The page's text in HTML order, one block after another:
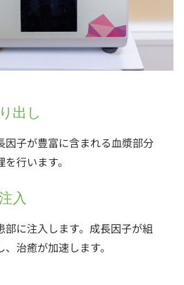
出し
因子が豊富に含まれる血漿部分
行います。
入
部に注入します。成長因子が組
治癒が加速します。